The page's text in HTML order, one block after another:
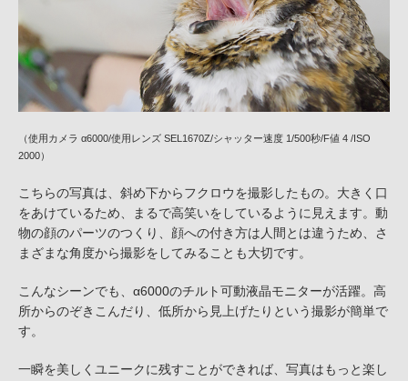
（使用カメラ α6000/使用レンズ SEL1670Z/シャッター速度 1/500秒/F値 4 /ISO
2000）
こちらの写真は、斜め下からフクロウを撮影したもの。大きく口
をあけているため、まるで高笑いをしているように見えます。動
物の顔のパーツのつくり、顔への付き方は人間とは違うため、さ
まざまな角度から撮影をしてみることも大切です。
こんなシーンでも、α6000のチルト可動液晶モニターが活躍。高
所からのぞきこんだり、低所から見上げたりという撮影が簡単で
す。
一瞬を美しくユニークに残すことができれば、写真はもっと楽し